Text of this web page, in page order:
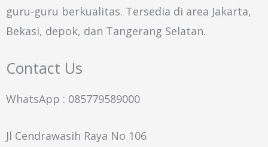
guru-guru berkualitas. Tersedia di area Jakarta,
Bekasi, depok, dan Tangerang Selatan.
Contact Us
WhatsApp : 085779589000
Jl Cendrawasih Raya No 106